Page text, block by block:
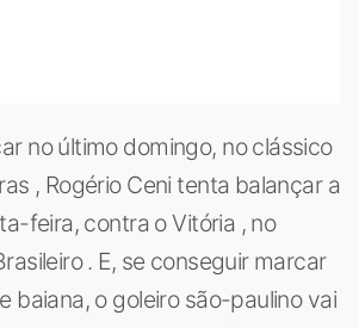
no último domingo, no clássico
, Rogério Ceni tenta balançar a
feira, contra o Vitória , no
. E, se conseguir marcar
baiana, o goleiro são-paulino vai